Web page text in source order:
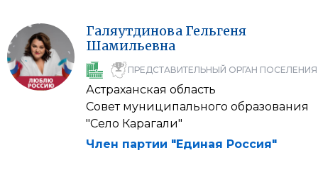
Галяутдинова Гельгеня
Шамильевна
ПРЕДСТАВИТЕЛЬНЫЙ ОРГАН ПОСЕЛЕНИЯ
Астраханская область
Совет муниципального образования
"Село Карагали"
Член партии "Единая Россия"